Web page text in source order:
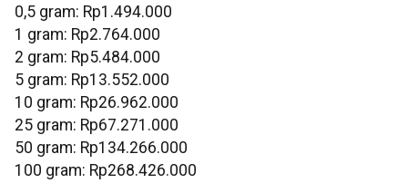
0,5 gram: Rp1.494.000
‎1 gram: Rp2.764.000
‎2 gram: Rp5.484.000
‎5 gram: Rp13.552.000
10 gram: Rp26.962.000
‎25 gram: Rp67.271.000
‎50 gram: Rp134.266.000
‎100 gram: Rp268.426.000